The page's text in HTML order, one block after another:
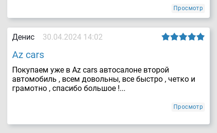
Просмотр
Денис 30.04.2024 14:02
Az cars
Покупаем уже в Az cars автосалоне второй
автомобиль , всем довольны, все быстро , четко и
грамотно , спасибо большое !...
Просмотр